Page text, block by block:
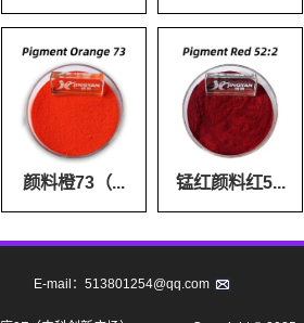
颜料橙73（... 锰红颜料红5...
E-mail：513801254@qq.com